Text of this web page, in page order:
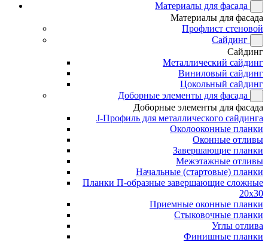
Материалы для фасада
Материалы для фасада
Профлист стеновой
Сайдинг
Сайдинг
Металлический сайдинг
Виниловый сайдинг
Цокольный сайдинг
Доборные элементы для фасада
Доборные элементы для фасада
J-Профиль для металлического сайдинга
Околооконные планки
Оконные отливы
Завершающие планки
Межэтажные отливы
Начальные (стартовые) планки
Планки П-образные завершающие сложные
20x30
Приемные оконные планки
Стыковочные планки
Углы отлива
Финишные планки